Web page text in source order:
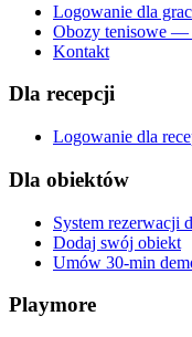
Logowanie dla
Obozy tenisowe —
Kontakt
Dla recepcji
Logowanie dla
Dla obiektów
System rezerwacji
Dodaj swój obiekt
Umów 30-min
Playmore